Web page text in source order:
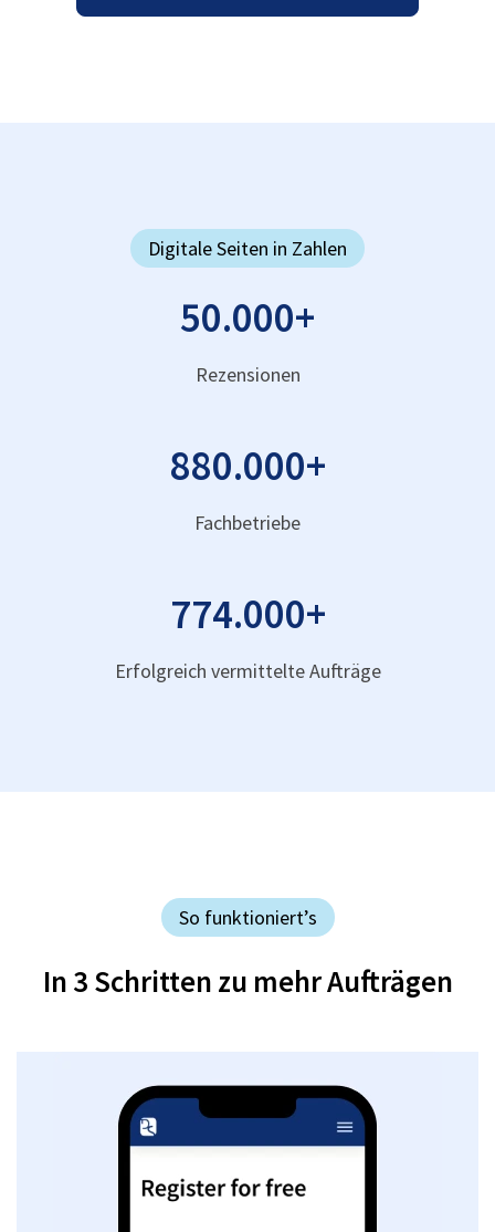
Digitale Seiten in Zahlen
50.000+
Rezensionen
880.000+
Fachbetriebe
774.000+
Erfolgreich vermittelte Aufträge
So funktioniert’s
In 3 Schritten zu mehr Aufträgen